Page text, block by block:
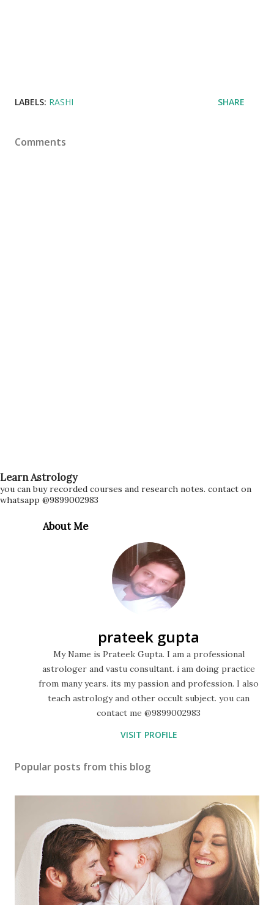
LABELS: RASHI SHARE
Comments
Learn Astrology
you can buy recorded courses and research notes. contact on
whatsapp @9899002983
About Me
prateek gupta
My Name is Prateek Gupta. I am a professional
astrologer and vastu consultant. i am doing practice
from many years. its my passion and profession. I also
teach astrology and other occult subject. you can
contact me @9899002983
VISIT PROFILE
Popular posts from this blog